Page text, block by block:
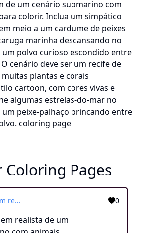
Coloring Pages
Crie uma imagem realista de um cenário submarino com animais marinhos para colorir. Inclua um simpático golfinho nadando em meio a um cardume de peixes coloridos, uma tartaruga marinha descansando no fundo do oceano e um polvo curioso escondido entre as algas marinhas. O cenário deve ser um recife de coral com muitas plantas e corais exuberantes. Adicione algumas estrelas-do-mar no fundo do oceano e um peixe-palhaço brincando entre os tentáculos do polvo. 0